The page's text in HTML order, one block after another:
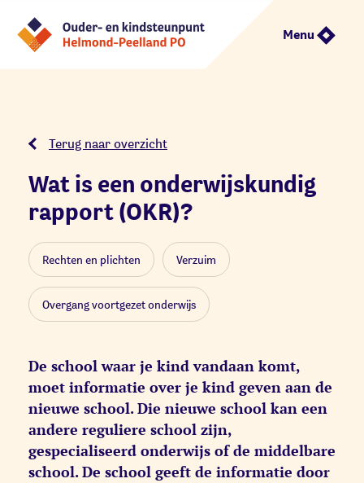
Menu
Terug naar overzicht
Wat is een onderwijskundig
rapport (OKR)?
Rechten en plichten Verzuim
Overgang voortgezet onderwijs
De school waar je kind vandaan komt,
moet informatie over je kind geven aan de
nieuwe school. Die nieuwe school kan een
andere reguliere school zijn,
gespecialiseerd onderwijs of de middelbare
school. De school geeft de informatie door